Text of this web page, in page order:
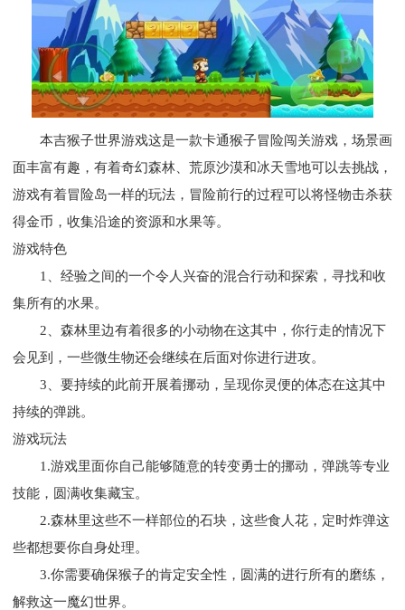
本吉猴子世界游戏这是一款卡通猴子冒险闯关游戏，场景画
面丰富有趣，有着奇幻森林、荒原沙漠和冰天雪地可以去挑战，
游戏有着冒险岛一样的玩法，冒险前行的过程可以将怪物击杀获
得金币，收集沿途的资源和水果等。
游戏特色
1、经验之间的一个令人兴奋的混合行动和探索，寻找和收
集所有的水果。
2、森林里边有着很多的小动物在这其中，你行走的情况下
会见到，一些微生物还会继续在后面对你进行进攻。
3、要持续的此前开展着挪动，呈现你灵便的体态在这其中
持续的弹跳。
游戏玩法
1.游戏里面你自己能够随意的转变勇士的挪动，弹跳等专业
技能，圆满收集藏宝。
2.森林里这些不一样部位的石块，这些食人花，定时炸弹这
些都想要你自身处理。
3.你需要确保猴子的肯定安全性，圆满的进行所有的磨练，
解救这一魔幻世界。